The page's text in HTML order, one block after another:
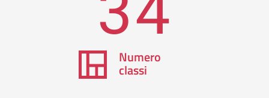
Numero
classi